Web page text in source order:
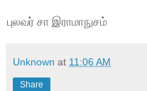
புலவர் சா இராமாநுசம்
Unknown at 11:06 AM
Share